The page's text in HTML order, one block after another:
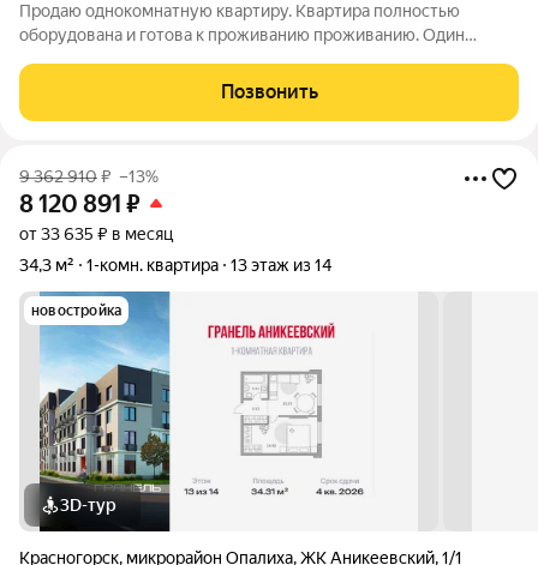
Продаю однокомнатную квартиру. Квартира полностью
оборудована и готова к проживанию проживанию. Один
Позвонить
9 362 910₽ –13%
8 120 891 ₽
от 33 635 ₽ в месяц
34,3 м²
1-комн. квартира 13 этаж из 14
новостройка
3D-тур
Красногорск, микрорайон Опалиха,ЖК Аникеевский,1/1